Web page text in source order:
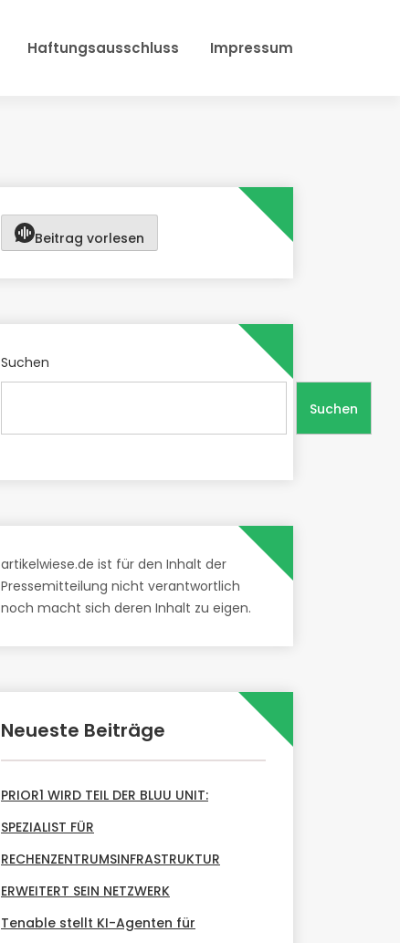
Haftungsausschluss Impressum
Beitrag vorlesen
Suchen
Suchen
artikelwiese.de ist für den Inhalt der
Pressemitteilung nicht verantwortlich
noch macht sich deren Inhalt zu eigen.
Neueste Beiträge
PRIOR1 WIRD TEIL DER BLUU UNIT:
SPEZIALIST FÜR
RECHENZENTRUMSINFRASTRUKTUR
ERWEITERT SEIN NETZWERK
Tenable stellt KI-Agenten für